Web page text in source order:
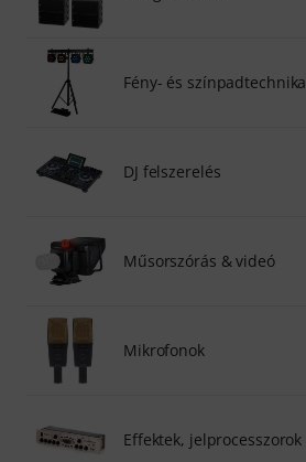
Fény- és színpadtechnika
DJ felszerelés
Műsorszórás & videó
Mikrofonok
Effektek, jelprocesszorok